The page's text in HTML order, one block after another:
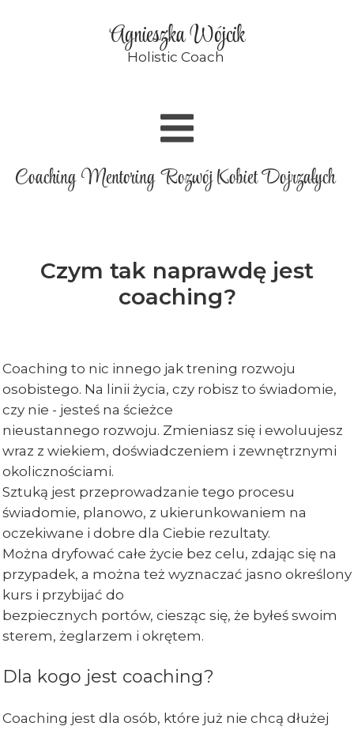
Czym tak naprawdę jest
coaching?
Coaching to nic innego jak trening rozwoju
osobistego. Na linii życia, czy robisz to świadomie,
czy nie - jesteś na ścieżce
nieustannego rozwoju. Zmieniasz się i ewoluujesz
wraz z wiekiem, doświadczeniem i zewnętrznymi
okolicznościami.
Sztuką jest przeprowadzanie tego procesu
świadomie, planowo, z ukierunkowaniem na
oczekiwane i dobre dla Ciebie rezultaty.
Można dryfować całe życie bez celu, zdając się na
przypadek, a można też wyznaczać jasno określony
kurs i przybijać do
bezpiecznych portów, ciesząc się, że byłeś swoim
sterem, żeglarzem i okrętem.
Dla kogo jest coaching?
Coaching jest dla osób, które już nie chcą dłużej
Agnieszka Wójcik
Holistic Coach
Coaching Mentoring Rozwój Kobiet Dojrzałych